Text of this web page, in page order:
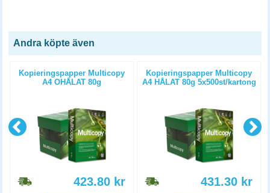
Andra köpte även
Kopieringspapper Multicopy
A4 OHÅLAT 80g
423.80 kr
Kopieringspapper Multicopy
A4 HÅLAT 80g 5x500st/kartong
431.30 kr